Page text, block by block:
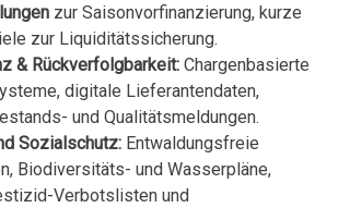
zur Saisonvorfinanzierung, kurze
zur Liquiditätssicherung.
& Rückverfolgbarkeit:Chargenbasierte
digitale Lieferantendaten,
und Qualitätsmeldungen.
Sozialschutz:Entwaldungsfreie
Biodiversitäts- und Wasserpläne,
Verbotslisten und